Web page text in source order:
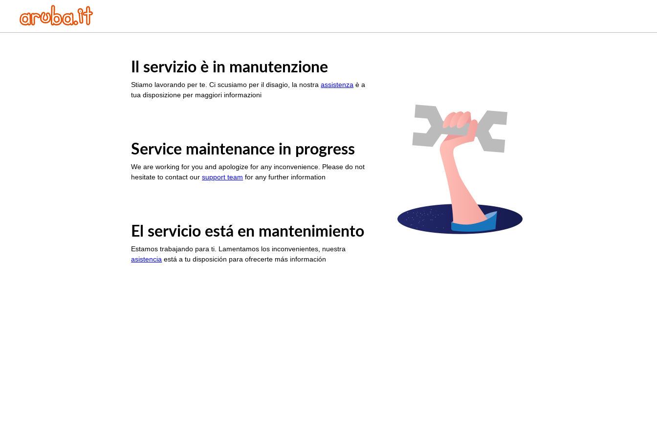
Il servizio è in manutenzione
Stiamo lavorando per te. Ci scusiamo per il disagio, la nostraassistenza è a
tua disposizione per maggiori informazioni
Service maintenance in progress
We are working for you and apologize for any inconvenience. Please do not
hesitate to contact oursupport team for any further information
El servicio está en mantenimiento
Estamos trabajando para ti. Lamentamos los inconvenientes, nuestra
asistencia está a tu disposición para ofrecerte más información